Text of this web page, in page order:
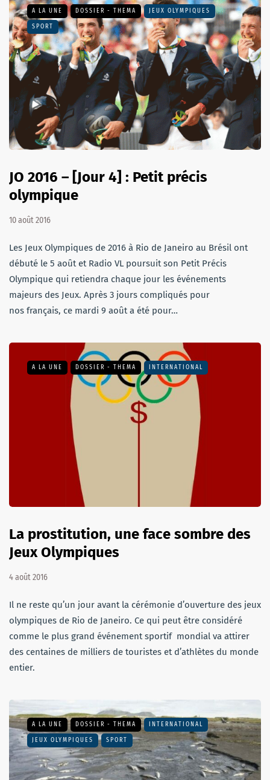
A LA UNE DOSSIER - THEMA JEUX OLYMPIQUES
SPORT
JO 2016 – [Jour 4] : Petit précis
olympique
10 août 2016
Les Jeux Olympiques de 2016 à Rio de Janeiro au Brésil ont
débuté le 5 août et Radio VL poursuit son Petit Précis
Olympique qui retiendra chaque jour les événements
majeurs des Jeux. Après 3 jours compliqués pour
nos français, ce mardi 9 août a été pour…
A LA UNE DOSSIER - THEMA INTERNATIONAL
La prostitution, une face sombre des
Jeux Olympiques
4 août 2016
Il ne reste qu’un jour avant la cérémonie d’ouverture des jeux
olympiques de Rio de Janeiro. Ce qui peut être considéré
comme le plus grand événement sportif mondial va attirer
des centaines de milliers de touristes et d’athlètes du monde
entier.
A LA UNE DOSSIER - THEMA INTERNATIONAL
JEUX OLYMPIQUES SPORT